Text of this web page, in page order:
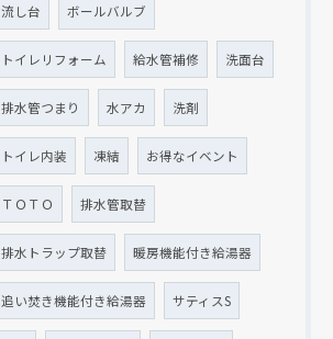
流し台 ボールバルブ
トイレリフォーム 給水管補修 洗面台
排水管つまり 水アカ 洗剤
トイレ内装 凍結 お得なイベント
ＴＯＴＯ 排水管取替
排水トラップ取替 暖房機能付き給湯器
追い焚き機能付き給湯器 サティスS